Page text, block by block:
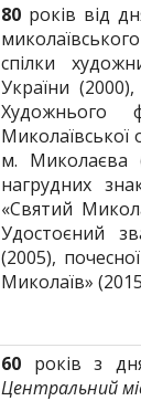
80 років від
спілки
України
Художнього
Миколаївської
м. Миколаєва
нагрудних
«Святий
Удостоєний
(2005),
Миколаїв»
60 років з
Центральний